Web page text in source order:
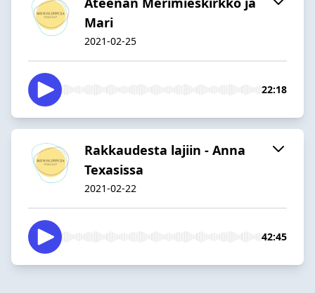
Mari
2021-02-25
22:18
Rakkaudesta lajiin - Anna
Texasissa
2021-02-22
42:45